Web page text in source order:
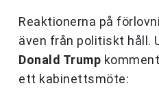
Reaktionerna på
även från politiskt håll.
Donald Trump
ett kabinettsmöte: